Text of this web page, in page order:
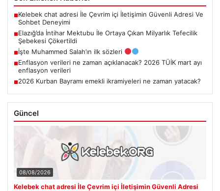
■Kelebek chat adresi İle Çevrim içi İletişimin Güvenli Adresi Ve
Sohbet Deneyimi
■Elazığ’da İntihar Mektubu İle Ortaya Çıkan Milyarlık Tefecilik
Şebekesi Çökertildi
■İşte Muhammed Salah’ın ilk sözleri
■Enflasyon verileri ne zaman açıklanacak? 2026 TÜİK mart ayı
enflasyon verileri
■2026 Kurban Bayramı emekli ikramiyeleri ne zaman yatacak?
Güncel
08/08/2026
Kelebek chat adresi İle Çevrim içi İletişimin Güvenli Adresi